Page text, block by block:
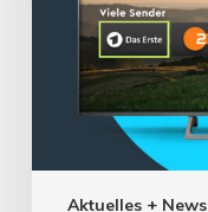
Aktuelles + News